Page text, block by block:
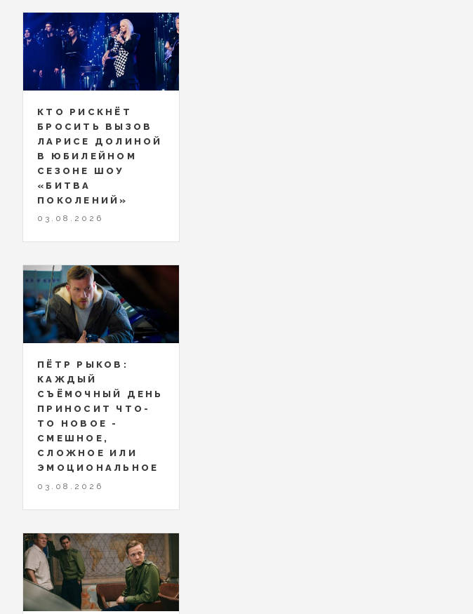
КТО РИСКНЁТ
БРОСИТЬ ВЫЗОВ
ЛАРИСЕ ДОЛИНОЙ
В ЮБИЛЕЙНОМ
СЕЗОНЕ ШОУ
«БИТВА
ПОКОЛЕНИЙ»
03.08.2026
ПЁТР РЫКОВ:
КАЖДЫЙ
СЪЁМОЧНЫЙ ДЕНЬ
ПРИНОСИТ ЧТО-
ТО НОВОЕ -
СМЕШНОЕ,
СЛОЖНОЕ ИЛИ
ЭМОЦИОНАЛЬНОЕ
03.08.2026